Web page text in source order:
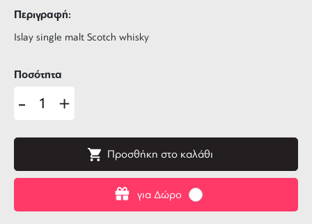
Περιγραφή:
Islay single malt Scotch whisky
για Δώρο
Ποσότητα
- +
Προσθήκη στο καλάθι